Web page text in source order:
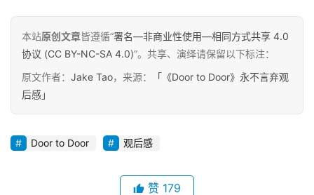
关
于
留
言
本站原创文章皆遵循“署名—非商业性使用—相同方式共享 4.0
协议 (CC BY-NC-SA 4.0)”。共享、演绎请保留以下标注：
原文作者： Jake Tao，来源：
「《Door to Door》永不言弃观
后感」
Door to Door 观后感
赞 179